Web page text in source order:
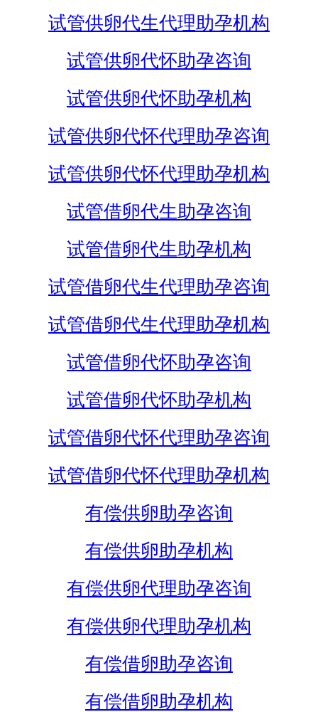
试管供卵代生代理助孕机构
试管供卵代怀助孕咨询
试管供卵代怀助孕机构
试管供卵代怀代理助孕咨询
试管供卵代怀代理助孕机构
试管借卵代生助孕咨询
试管借卵代生助孕机构
试管借卵代生代理助孕咨询
试管借卵代生代理助孕机构
试管借卵代怀助孕咨询
试管借卵代怀助孕机构
试管借卵代怀代理助孕咨询
试管借卵代怀代理助孕机构
有偿供卵助孕咨询
有偿供卵助孕机构
有偿供卵代理助孕咨询
有偿供卵代理助孕机构
有偿借卵助孕咨询
有偿借卵助孕机构